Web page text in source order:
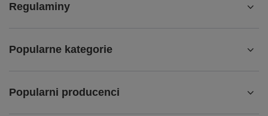
Regulaminy
Popularne kategorie
Popularni producenci